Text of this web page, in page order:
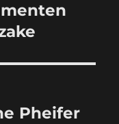
Pheifer